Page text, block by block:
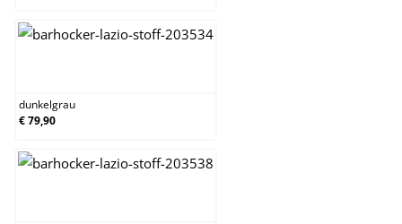
dunkelgrau
€ 79,90